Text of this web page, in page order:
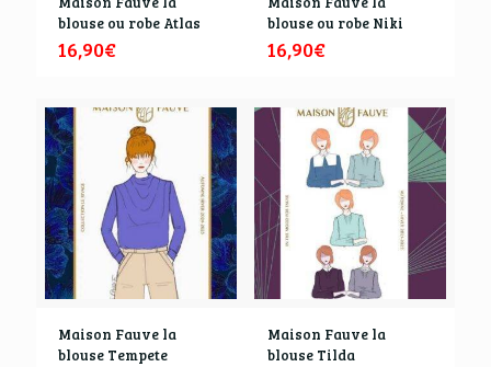
blouse ou robe Atlas
16,90€
blouse ou robe Niki
16,90€
Maison Fauve la
blouse Tempete
Maison Fauve la
blouse Tilda